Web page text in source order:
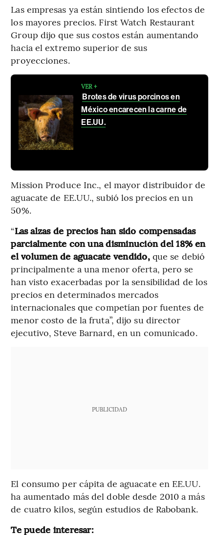
Las empresas ya están sintiendo los efectos de
los mayores precios. First Watch Restaurant
Group dijo que sus costos están aumentando
hacia el extremo superior de sus
proyecciones.
VER +
Brotes de virus porcinos en
México encarecen la carne de
EE.UU.
Mission Produce Inc., el mayor distribuidor de
aguacate de EE.UU., subió los precios en un
50%.
“Las alzas de precios han sido compensadas
parcialmente con una disminución del 18% en
el volumen de aguacate vendido,que se debió
principalmente a una menor oferta, pero se
han visto exacerbadas por la sensibilidad de los
precios en determinados mercados
internacionales que competían por fuentes de
menor costo de la fruta”, dijo su director
ejecutivo, Steve Barnard, en un comunicado.
PUBLICIDAD
El consumo per cápita de aguacate en EE.UU.
ha aumentado más del doble desde 2010 a más
de cuatro kilos, según estudios de Rabobank.
Te puede interesar: